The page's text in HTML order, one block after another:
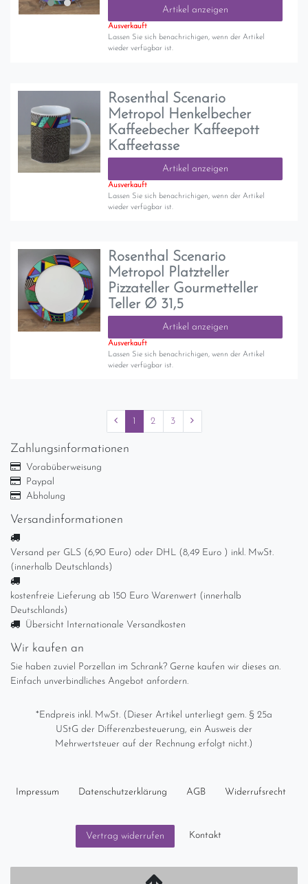
Artikel anzeigen
Ausverkauft
Lassen Sie sich benachrichigen, wenn der Artikel
wieder verfügbar ist.
Rosenthal Scenario
Metropol Henkelbecher
Kaffeebecher Kaffeepott
Kaffeetasse
Artikel anzeigen
Ausverkauft
Lassen Sie sich benachrichigen, wenn der Artikel
wieder verfügbar ist.
Rosenthal Scenario
Metropol Platzteller
Pizzateller Gourmetteller
Teller Ø 31,5
Artikel anzeigen
Ausverkauft
Lassen Sie sich benachrichigen, wenn der Artikel
wieder verfügbar ist.
1 2 3
Zahlungsinformationen
Vorabüberweisung
Paypal
Abholung
Versandinformationen
Versand per GLS (6,90 Euro) oder DHL (8,49 Euro ) inkl. MwSt.
(innerhalb Deutschlands)
kostenfreie Lieferung ab 150 Euro Warenwert (innerhalb
Deutschlands)
Übersicht Internationale Versandkosten
Wir kaufen an
Sie haben zuviel Porzellan im Schrank? Gerne kaufen wir dieses an.
Einfach unverbindliches Angebot anfordern.
*Endpreis inkl. MwSt. (Dieser Artikel unterliegt gem. § 25a
UStG der Differenzbesteuerung, ein Ausweis der
Mehrwertsteuer auf der Rechnung erfolgt nicht.)
Impressum Daten­schutz­erklärung AGB Widerrufs­recht
Vertrag widerrufen Kontakt